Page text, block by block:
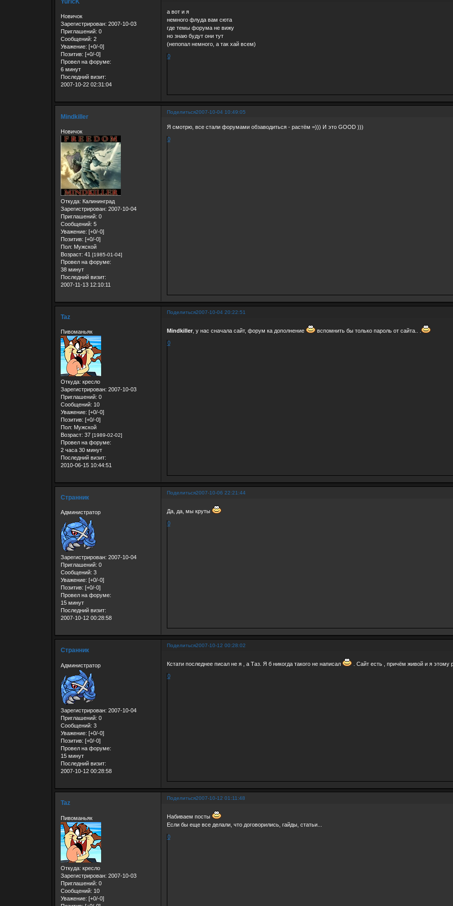
Новичок
Зарегистрирован: 2007-10-03
Приглашений: 0
Сообщений: 2
Уважение: [+0/-0]
Позитив: [+0/-0]
Провел на форуме:
6 минут
Последний визит:
2007-10-22 02:31:04
а вот и я
немного флуда вам сюта
где темы форума не вижу
но знаю будут они тут
(непопал немного, а так хай всем)
0
Поделиться2007-10-04 10:49:05
Mindkiller
Новичок
Откуда: Калининград
Зарегистрирован: 2007-10-04
Приглашений: 0
Сообщений: 5
Уважение: [+0/-0]
Позитив: [+0/-0]
Пол: Мужской
Возраст: 41 [1985-01-04]
Провел на форуме:
38 минут
Последний визит:
2007-11-13 12:10:11
Я смотрю, все стали форумами обзаводиться - растём =))) И это GOOD )))
0
Поделиться2007-10-04 20:22:51
Taz
Пивоманьяк
Откуда: кресло
Зарегистрирован: 2007-10-03
Приглашений: 0
Сообщений: 10
Уважение: [+0/-0]
Позитив: [+0/-0]
Пол: Мужской
Возраст: 37 [1989-02-02]
Провел на форуме:
2 часа 30 минут
Последний визит:
2010-06-15 10:44:51
Mindkiller, у нас сначала сайт, форум ка дополнение
вспомнить бы только пароль от сайта.. .
0
Поделиться2007-10-06 22:21:44
Странник
Администратор
Зарегистрирован: 2007-10-04
Приглашений: 0
Сообщений: 3
Уважение: [+0/-0]
Позитив: [+0/-0]
Провел на форуме:
15 минут
Последний визит:
2007-10-12 00:28:58
Да, да, мы круты
0
Поделиться2007-10-12 00:28:02
Странник
Администратор
Зарегистрирован: 2007-10-04
Приглашений: 0
Сообщений: 3
Уважение: [+0/-0]
Позитив: [+0/-0]
Провел на форуме:
15 минут
Последний визит:
2007-10-12 00:28:58
Кстати последнее писал не я , а Таз. Я б никогда такого не написал
. Сайт есть , причём живой и я этому
0
Поделиться2007-10-12 01:11:48
Taz
Пивоманьяк
Откуда: кресло
Зарегистрирован: 2007-10-03
Приглашений: 0
Сообщений: 10
Уважение: [+0/-0]
Набиваем посты
Если бы еще все делали, что договорились, гайды, статьи...
0